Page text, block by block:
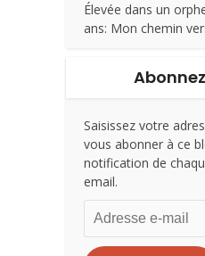
Élevée dans un
ans: Mon chemin
Saisissez votre
vous abonner à ce
notification de
email.
Adresse
e-
mail